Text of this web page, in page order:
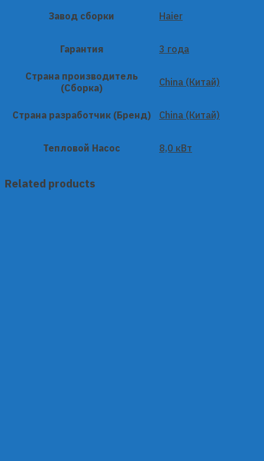
Завод сборки Haier
Гарантия 3 года
Страна производитель
(Сборка)
China (Китай)
Страна разработчик (Бренд) China (Китай)
Тепловой Насос 8,0 кВт
Related products